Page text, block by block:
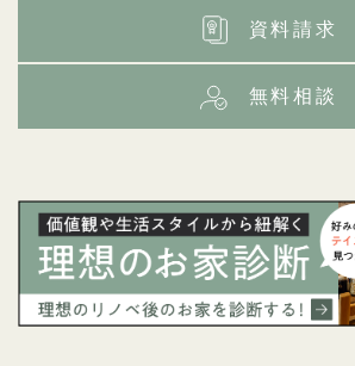
資料請求
無料相談